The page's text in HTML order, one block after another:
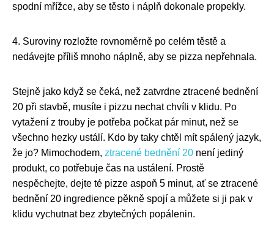
spodní mřížce, aby se těsto i náplň dokonale propekly.
4. Suroviny rozložte rovnoměrně po celém těstě a
nedávejte příliš mnoho náplně, aby se pizza nepřehnala.
Stejně jako když se čeká, než zatvrdne ztracené bednění
20 při stavbě, musíte i pizzu nechat chvíli v klidu. Po
vytažení z trouby je potřeba počkat pár minut, než se
všechno hezky ustálí. Kdo by taky chtěl mít spálený jazyk,
že jo? Mimochodem, ztracené bednění 20 není jediný
produkt, co potřebuje čas na ustálení. Prostě
nespěchejte, dejte té pizze aspoň 5 minut, ať se ztracené
bednění 20 ingredience pěkně spojí a můžete si ji pak v
klidu vychutnat bez zbytečných popálenin.